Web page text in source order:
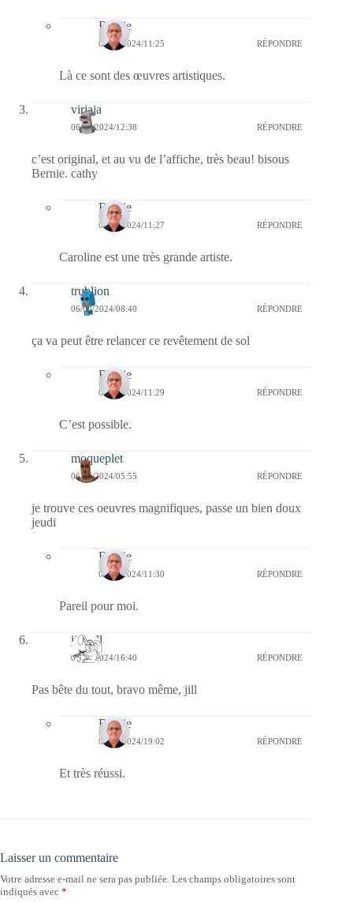
Bernie
09/06/2024/11:25 RÉPONDRE
Là ce sont des œuvres artistiques.
virjaja
06/06/2024/12:38 RÉPONDRE
c’est original, et au vu de l’affiche, très beau! bisous
Bernie. cathy
Bernie
09/06/2024/11:27 RÉPONDRE
Caroline est une très grande artiste.
trublion
06/06/2024/08:40 RÉPONDRE
ça va peut être relancer ce revêtement de sol
Bernie
09/06/2024/11:29 RÉPONDRE
C’est possible.
moqueplet
06/06/2024/05:55 RÉPONDRE
je trouve ces oeuvres magnifiques, passe un bien doux
jeudi
Bernie
09/06/2024/11:30 RÉPONDRE
Pareil pour moi.
jill bill
05/06/2024/16:40 RÉPONDRE
Pas bête du tout, bravo même, jill
Bernie
05/06/2024/19:02 RÉPONDRE
Et très réussi.
Laisser un commentaire
Votre adresse e-mail ne sera pas publiée. Les champs obligatoires sont
indiqués avec *